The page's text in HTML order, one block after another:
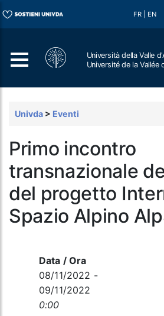
FR EN
Università della Valle
Université de la Vallée
Univda > Eventi
Primo incontro
transnazionale
del progetto
Spazio Alpino
Data / Ora
08/11/2022 -
09/11/2022
0:00